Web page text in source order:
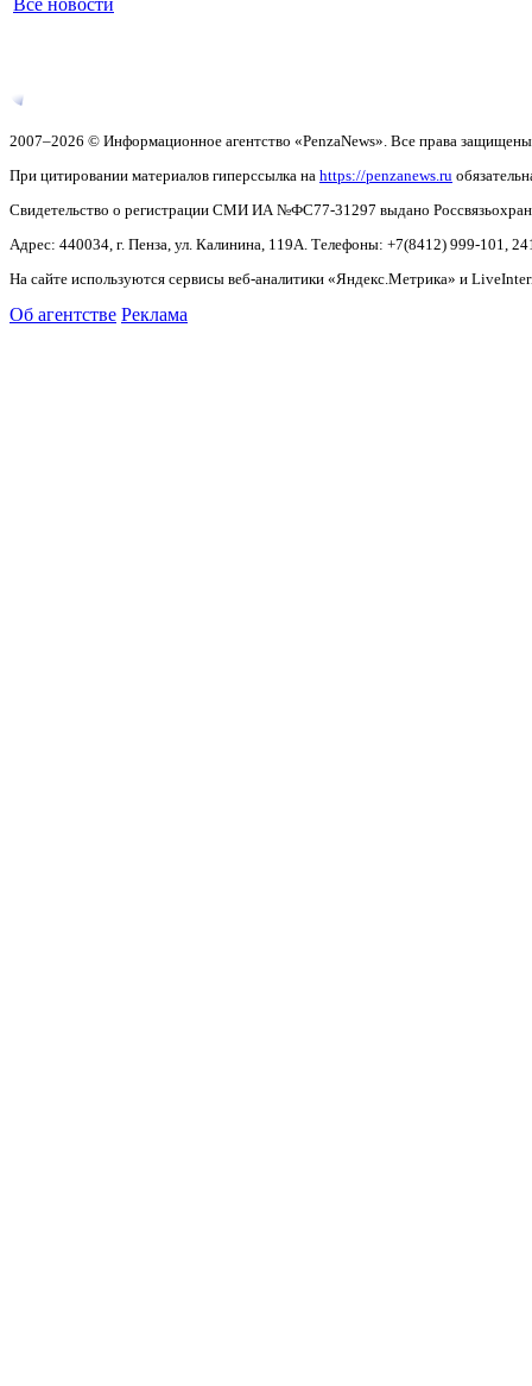
2007–2026 © Информационное агентство «PenzaNews». Все права
При цитировании материалов гиперссылка на https://penzanews.ru
Свидетельство о регистрации СМИ ИА №ФС77-31297 выдано
Адрес: 440034, г. Пенза, ул. Калинина, 119А. Телефоны: +7(8412) 999-101,
На сайте используются сервисы веб-аналитики «Яндекс.Метрика» и
Об агентстве Реклама